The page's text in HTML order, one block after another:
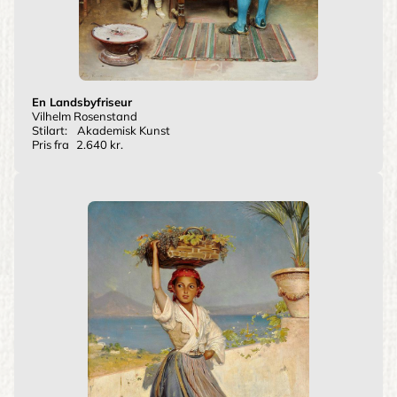
En Landsbyfriseur
Vilhelm Rosenstand
Stilart:
Akademisk Kunst
Pris fra
2.640 kr.